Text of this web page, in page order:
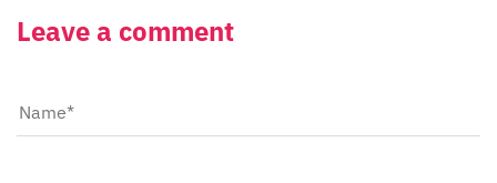
Leave a comment